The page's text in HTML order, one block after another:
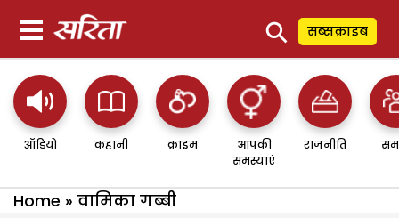
⚲ सब्सक्राइब
ऑडियो कहानी क्राइम
आपकी
समस्याएं
राजनीति
Home » वामिका गब्बी